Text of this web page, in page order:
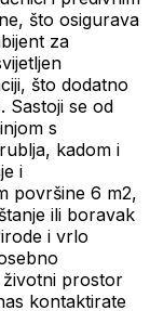
što osigurava
za
što dodatno
Sastoji se od
s
kadom i
i
površine 6 m2,
ili boravak
i vrlo
životni prostor
kontaktirate